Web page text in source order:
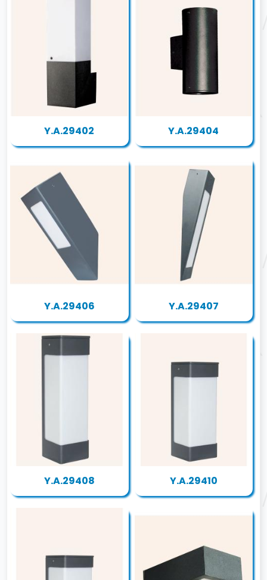
Y.A.29402 Y.A.29404
Y.A.29406 Y.A.29407
Y.A.29408 Y.A.29410